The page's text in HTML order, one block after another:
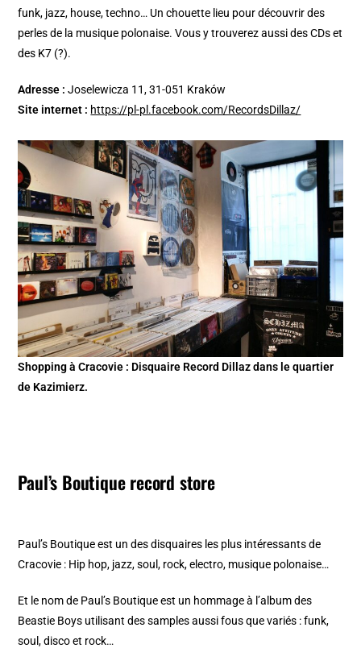
funk, jazz, house, techno… Un chouette lieu pour découvrir des
perles de la musique polonaise. Vous y trouverez aussi des CDs et
des K7 (?).
Adresse : Joselewicza 11, 31-051 Kraków
Site internet : https://pl-pl.facebook.com/RecordsDillaz/
Shopping à Cracovie : Disquaire Record Dillaz dans le quartier
de Kazimierz.
Paul’s Boutique record store
Paul’s Boutique est un des disquaires les plus intéressants de
Cracovie : Hip hop, jazz, soul, rock, electro, musique polonaise…
Et le nom de Paul’s Boutique est un hommage à l’album des
Beastie Boys utilisant des samples aussi fous que variés : funk,
soul, disco et rock…